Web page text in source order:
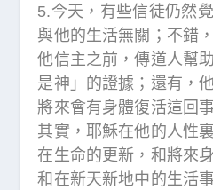
5.今天，有些信徒仍然
與他的生活無關；不錯
他信主之前，傳道人幫
是神」的證據；還有，
將來會有身體復活這回
其實，耶穌在他的人性
在生命的更新，和將來
和在新天新地中的生活